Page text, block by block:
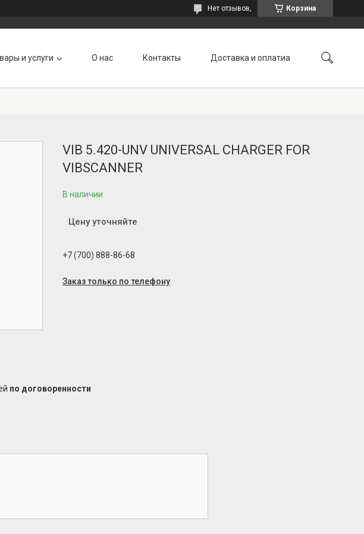
Корзина
Нет отзывов,
и услуги О нас Контакты Доставка и оплатиа
VIB 5.420-UNV UNIVERSAL CHARGER FOR
VIBSCANNER
В наличии
Цену уточняйте
+7 (700) 888-86-68
Заказ только по телефону
по договоренности